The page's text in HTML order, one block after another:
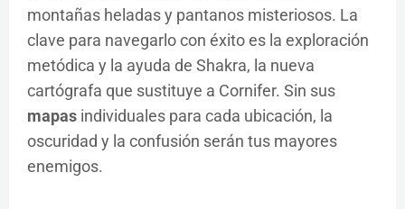
montañas heladas y pantanos misteriosos. La
clave para navegarlo con éxito es la exploración
metódica y la ayuda de Shakra, la nueva
cartógrafa que sustituye a Cornifer. Sin sus
mapas individuales para cada ubicación, la
oscuridad y la confusión serán tus mayores
enemigos.